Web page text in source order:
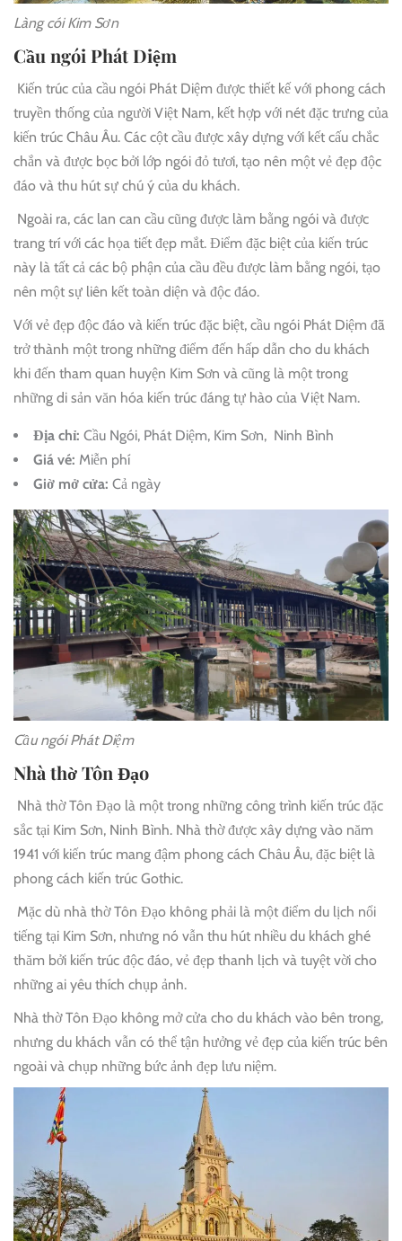
Làng cói Kim Sơn
Cầu ngói Phát Diệm
Kiến trúc của cầu ngói Phát Diệm được thiết kế với phong cách
truyền thống của người Việt Nam, kết hợp với nét đặc trưng của
kiến trúc Châu Âu. Các cột cầu được xây dựng với kết cấu chắc
chắn và được bọc bởi lớp ngói đỏ tươi, tạo nên một vẻ đẹp độc
đáo và thu hút sự chú ý của du khách.
Ngoài ra, các lan can cầu cũng được làm bằng ngói và được
trang trí với các họa tiết đẹp mắt. Điểm đặc biệt của kiến trúc
này là tất cả các bộ phận của cầu đều được làm bằng ngói, tạo
nên một sự liên kết toàn diện và độc đáo.
Với vẻ đẹp độc đáo và kiến trúc đặc biệt, cầu ngói Phát Diệm đã
trở thành một trong những điểm đến hấp dẫn cho du khách
khi đến tham quan huyện Kim Sơn và cũng là một trong
những di sản văn hóa kiến trúc đáng tự hào của Việt Nam.
Địa chỉ: Cầu Ngói, Phát Diệm, Kim Sơn, Ninh Bình
Giá vé: Miễn phí
Giờ mở cửa: Cả ngày
Cầu ngói Phát Diệm
Nhà thờ Tôn Đạo
Nhà thờ Tôn Đạo là một trong những công trình kiến trúc đặc
sắc tại Kim Sơn, Ninh Bình. Nhà thờ được xây dựng vào năm
1941 với kiến trúc mang đậm phong cách Châu Âu, đặc biệt là
phong cách kiến trúc Gothic.
Mặc dù nhà thờ Tôn Đạo không phải là một điểm du lịch nổi
tiếng tại Kim Sơn, nhưng nó vẫn thu hút nhiều du khách ghé
thăm bởi kiến trúc độc đáo, vẻ đẹp thanh lịch và tuyệt vời cho
những ai yêu thích chụp ảnh.
Nhà thờ Tôn Đạo không mở cửa cho du khách vào bên trong,
nhưng du khách vẫn có thể tận hưởng vẻ đẹp của kiến trúc bên
ngoài và chụp những bức ảnh đẹp lưu niệm.